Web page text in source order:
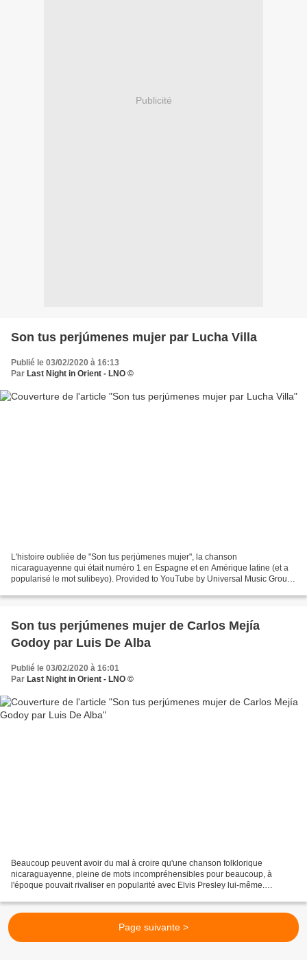
Publicité
Son tus perjúmenes mujer par Lucha Villa
Publié le 03/02/2020 à 16:13
Par Last Night in Orient - LNO ©
L'histoire oubliée de "Son tus perjúmenes mujer", la chanson
nicaraguayenne qui était numéro 1 en Espagne et en Amérique latine (et a
popularisé le mot sulibeyo). Provided to YouTube by Universal Music Group
Son tus perjúmenes mujer de Carlos Mejía
Godoy par Luis De Alba
Publié le 03/02/2020 à 16:01
Par Last Night in Orient - LNO ©
Beaucoup peuvent avoir du mal à croire qu'une chanson folklorique
nicaraguayenne, pleine de mots incompréhensibles pour beaucoup, à
l'époque pouvait rivaliser en popularité avec Elvis Presley lui-même.
Page suivante >